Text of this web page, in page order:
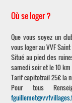
Où se loger ?
Que vous soyez un
vous loger au VVF
Situé au pied des
samedi soir et le 10
Tarif capitotrail 25€ la
Pour tous